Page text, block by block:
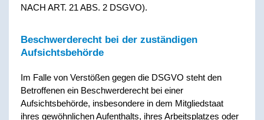
NACH ART. 21 ABS. 2 DSGVO).
Beschwerde­recht bei der zuständigen
Aufsichts­behörde
Im Falle von Verstößen gegen die DSGVO steht den
Betroffenen ein Beschwerderecht bei einer
Aufsichtsbehörde, insbesondere in dem Mitgliedstaat
ihres gewöhnlichen Aufenthalts, ihres Arbeitsplatzes oder